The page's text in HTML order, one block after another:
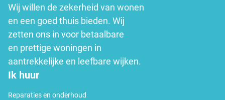
Wij willen de zekerheid van wonen
en een goed thuis bieden. Wij
zetten ons in voor betaalbare
en prettige woningen in
aantrekkelijke en leefbare wijken.
Ik huur
Reparaties en onderhoud